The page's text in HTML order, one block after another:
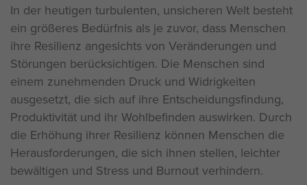
In der heutigen turbulenten, unsicheren Welt besteht
ein größeres Bedürfnis als je zuvor, dass Menschen
ihre Resilienz angesichts von Veränderungen und
Störungen berücksichtigen. Die Menschen sind
einem zunehmenden Druck und Widrigkeiten
ausgesetzt, die sich auf ihre Entscheidungsfindung,
Produktivität und ihr Wohlbefinden auswirken. Durch
die Erhöhung ihrer Resilienz können Menschen die
Herausforderungen, die sich ihnen stellen, leichter
bewältigen und Stress und Burnout verhindern.